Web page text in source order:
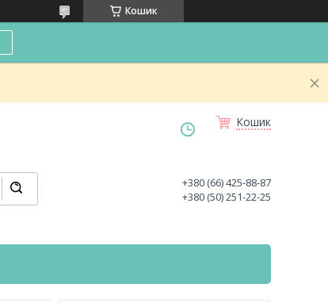
Кошик
Кошик
+380 (66) 425-88-87
+380 (50) 251-22-25